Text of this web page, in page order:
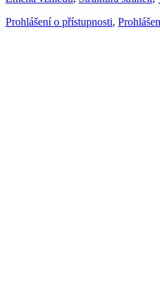
Prohlášení o přístupnosti,